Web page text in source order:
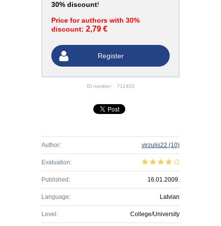
30% discount!
Price for authors with 30%
discount: 2,79 €
Register
ID number: 712402
Author: virzulis22 (10)
Evaluation:
Published: 16.01.2009.
Language: Latvian
Level: College/University